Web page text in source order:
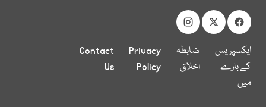
ایکسپریس
کے بارے
میں
ضابطہ
اخلاق
Privacy
Policy
Contact
Us